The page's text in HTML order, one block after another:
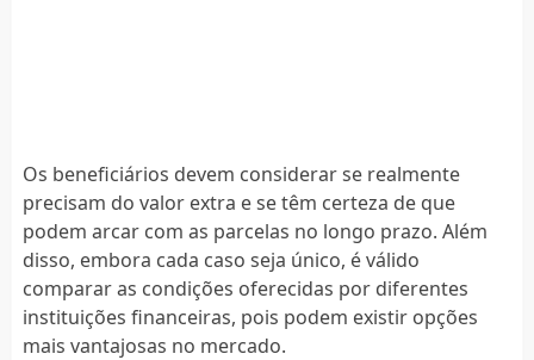
Os beneficiários devem considerar se realmente
precisam do valor extra e se têm certeza de que
podem arcar com as parcelas no longo prazo. Além
disso, embora cada caso seja único, é válido
comparar as condições oferecidas por diferentes
instituições financeiras, pois podem existir opções
mais vantajosas no mercado.